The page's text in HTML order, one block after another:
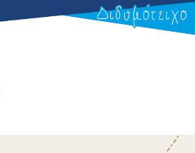
Διδυμότειχο